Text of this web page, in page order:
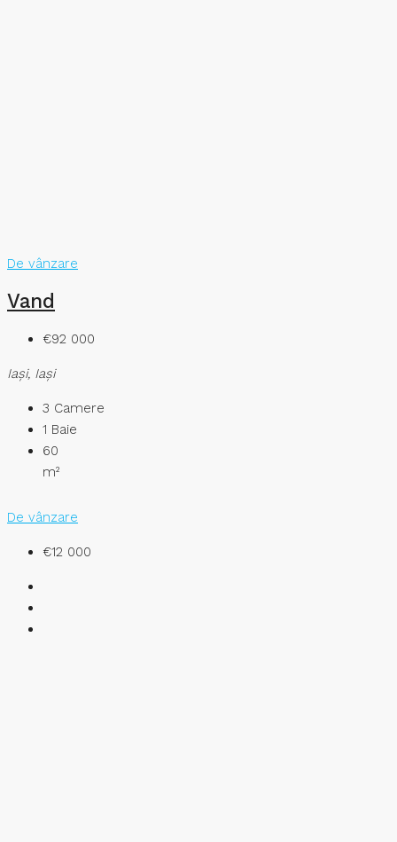
De vânzare
Vand
€92 000
Iaşi, Iași
3 Camere
1 Baie
60
m²
De vânzare
€12 000